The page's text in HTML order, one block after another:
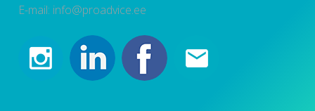
TEENUSED
UUDISED
MEESKOND
E-mail: info@proadvice.ee